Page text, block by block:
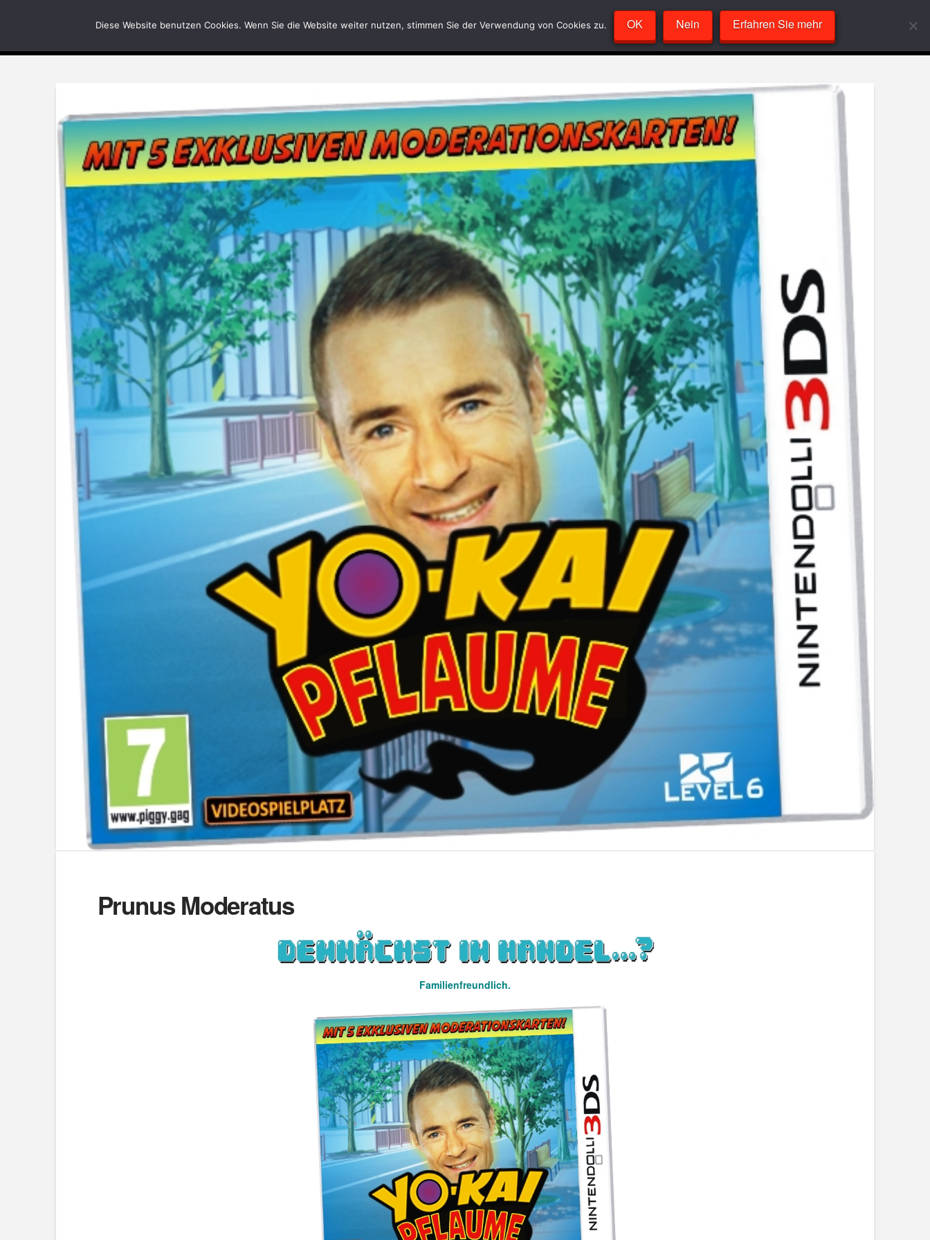
News BilderBlödsinn Geschriebenes RätselEcke Test-Labor VideoPlayer Sandcast
Prunus Moderatus
Familienfreundlich.
Diese Website benutzen Cookies. Wenn Sie die Website weiter nutzen, stimmen Sie der Verwendung von Cookies zu. OK Nein Erfahren Sie mehr